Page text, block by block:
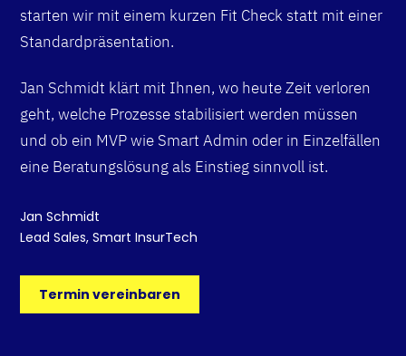
starten wir mit einem kurzen Fit Check statt mit einer
Standardpräsentation.
Jan Schmidt klärt mit Ihnen, wo heute Zeit verloren
geht, welche Prozesse stabilisiert werden müssen
und ob ein MVP wie Smart Admin oder in Einzelfällen
eine Beratungslösung als Einstieg sinnvoll ist.
Jan Schmidt
Lead Sales, Smart InsurTech
Termin vereinbaren